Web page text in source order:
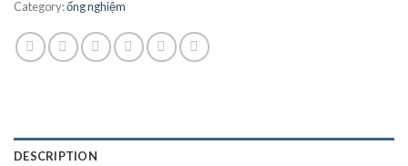
Category:ống nghiệm
DESCRIPTION